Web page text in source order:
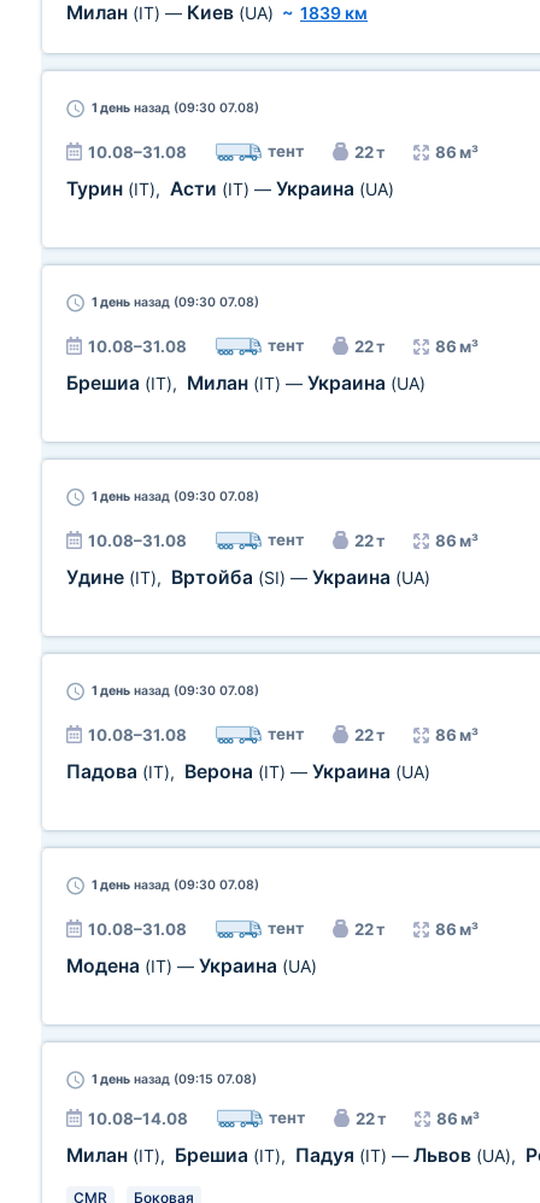
Милан (IT) — Киев (UA) ~ 1839 км
1 день назад (09:30 07.08)
10.08–31.08 тент 22 т 86 м³
Турин (IT), Асти (IT) — Украина (UA)
1 день назад (09:30 07.08)
10.08–31.08 тент 22 т 86 м³
Брешиа (IT), Милан (IT) — Украина (UA)
1 день назад (09:30 07.08)
10.08–31.08 тент 22 т 86 м³
Удине (IT), Вртойба (SI) — Украина (UA)
1 день назад (09:30 07.08)
10.08–31.08 тент 22 т 86 м³
Падова (IT), Верона (IT) — Украина (UA)
1 день назад (09:30 07.08)
10.08–31.08 тент 22 т 86 м³
Модена (IT) — Украина (UA)
1 день назад (09:15 07.08)
10.08–14.08 тент 22 т 86 м³
Милан (IT), Брешиа (IT), Падуя (IT) — Львов (UA),
CMR Боковая